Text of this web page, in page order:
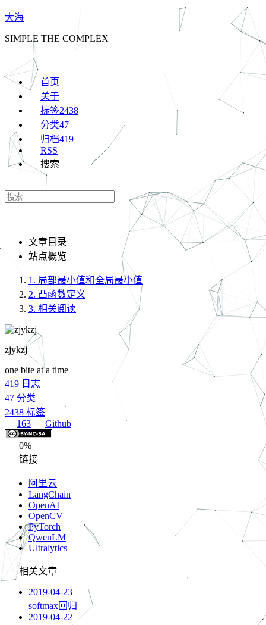
大海
SIMPLE THE COMPLEX
首页
关于
标签2438
分类47
归档419
RSS
搜索
文章目录
站点概览
1. 局部最小值和全局最小值
2. 凸函数定义
3. 相关阅读
zjykzj
one bite at a time
419 日志
47 分类
2438 标签
163
Github
0%
链接
阿里云
LangChain
OpenAI
OpenCV
PyTorch
QwenLM
Ultralytics
相关文章
2019-04-23
softmax回归
2019-04-22